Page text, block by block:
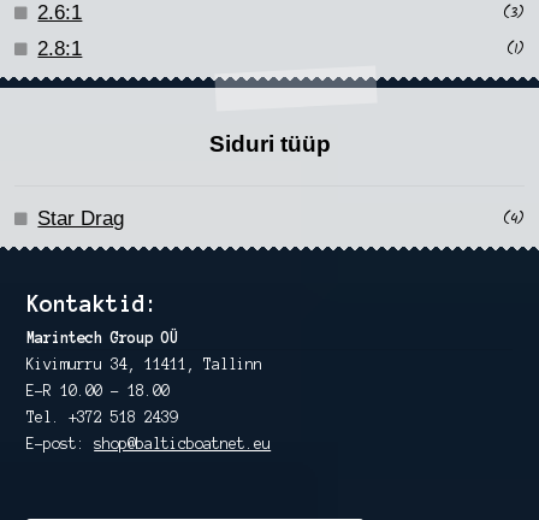
2.6:1
(3)
2.8:1
(1)
Siduri tüüp
Star Drag (4)
Kontaktid:
Marintech Group OÜ
Kivimurru 34, 11411, Tallinn
E-R 10.00 – 18.00
Tel. +372 518 2439
E-post:shop@balticboatnet.eu